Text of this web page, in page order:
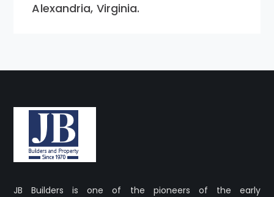
Alexandria, Virginia.
JB Builders is one of the pioneers of the early